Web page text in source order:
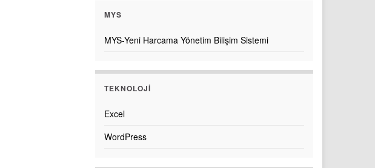
MYS
MYS-Yeni Harcama Yönetim Bilişim Sistemi
TEKNOLOJI
Excel
WordPress